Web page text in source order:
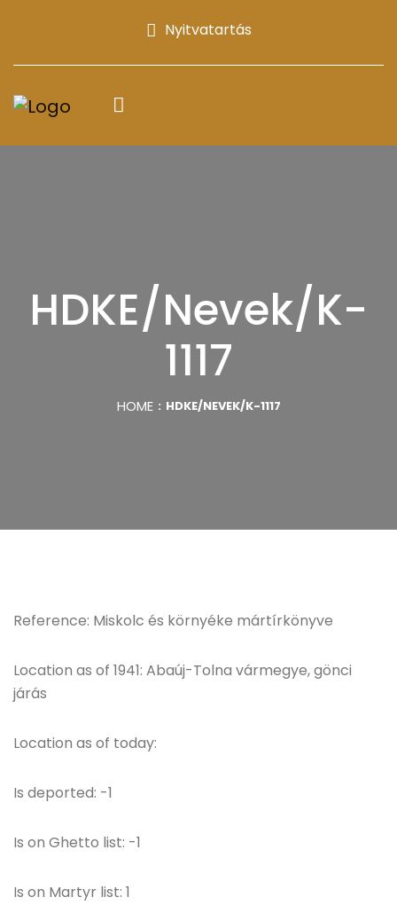
Nyitvatartás
HDKE/Nevek/K-
1117
HOME HDKE/NEVEK/K-1117
Reference: Miskolc és környéke mártírkönyve
Location as of 1941: Abaúj-Tolna vármegye, gönci
járás
Location as of today:
Is deported: -1
Is on Ghetto list: -1
Is on Martyr list: 1